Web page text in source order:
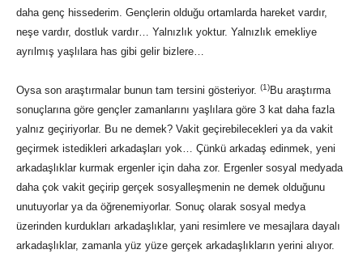
daha genç hissederim. Gençlerin olduğu ortamlarda hareket vardır,
neşe vardır, dostluk vardır… Yalnızlık yoktur. Yalnızlık emekliye
ayrılmış yaşlılara has gibi gelir bizlere…
Oysa son araştırmalar bunun tam tersini gösteriyor. (1)Bu araştırma
sonuçlarına göre gençler zamanlarını yaşlılara göre 3 kat daha fazla
yalnız geçiriyorlar. Bu ne demek? Vakit geçirebilecekleri ya da vakit
geçirmek istedikleri arkadaşları yok… Çünkü arkadaş edinmek, yeni
arkadaşlıklar kurmak ergenler için daha zor. Ergenler sosyal medyada
daha çok vakit geçirip gerçek sosyalleşmenin ne demek olduğunu
unutuyorlar ya da öğrenemiyorlar. Sonuç olarak sosyal medya
üzerinden kurdukları arkadaşlıklar, yani resimlere ve mesajlara dayalı
arkadaşlıklar, zamanla yüz yüze gerçek arkadaşlıkların yerini alıyor.